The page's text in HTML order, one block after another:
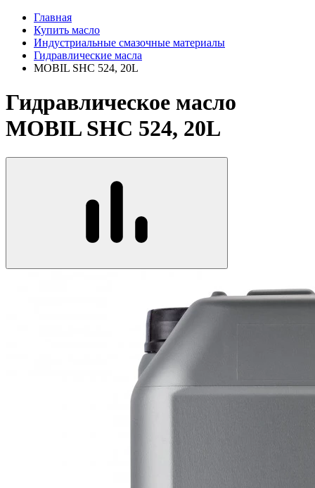
Главная
Купить масло
Индустриальные смазочные материалы
Гидравлические масла
MOBIL SHC 524, 20L
Гидравлическое масло
MOBIL SHC 524, 20L